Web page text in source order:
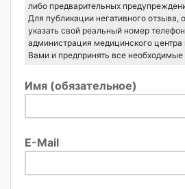
либо предварительных
Для публикации негативного отзыва,
указать свой реальный номер
администрация медицинского центра
Вами и предпринять все
Имя (обязательное)
E-Mail